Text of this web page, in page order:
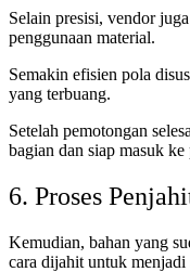
Selain presisi, vendor
penggunaan material.
Semakin efisien pola
yang terbuang.
Setelah pemotongan
bagian dan siap masuk
6. Proses
Kemudian, bahan yang
cara dijahit untuk